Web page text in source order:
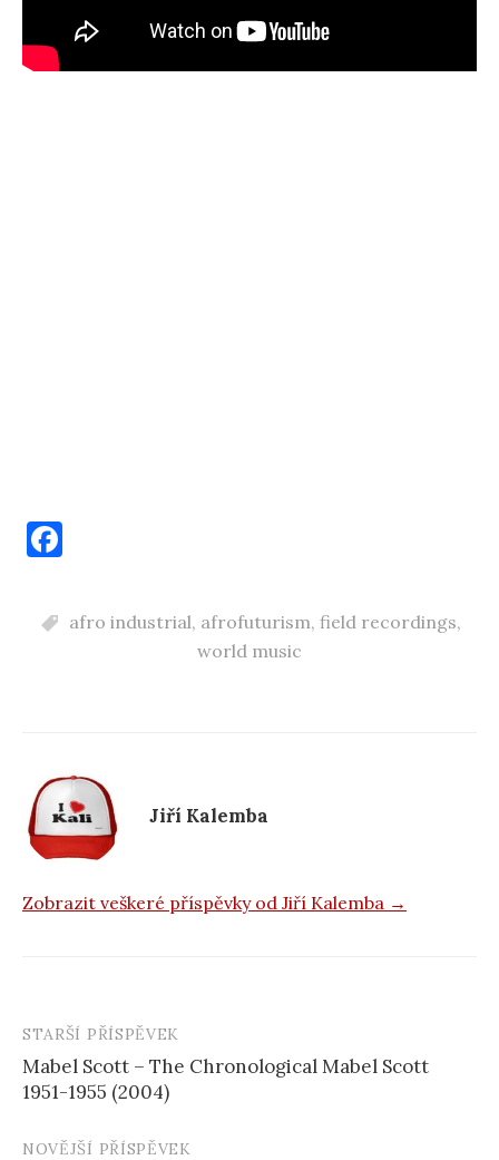
c
k
afro industrial, afrofuturism, field recordings,
world music
Jiří Kalemba
Zobrazit veškeré příspěvky od Jiří Kalemba →
Navigace
příspěvku
STARŠÍ PŘÍSPĚVEK
Mabel Scott – The Chronological Mabel Scott
1951-1955 (2004)
NOVĚJŠÍ PŘÍSPĚVEK